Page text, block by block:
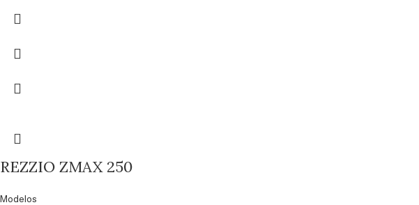
REZZIO ZMAX 250
Modelos